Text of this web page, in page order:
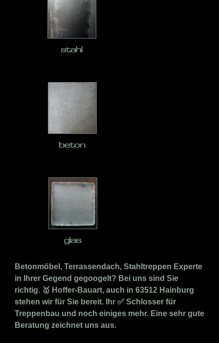
Betonmöbel, Terrassendach, Stahltreppen Experte
in Ihrer Gegend gegoogelt? Bei uns sind Sie
richtig. 🥇 Hoffer-Bauart, auch in 63512 Hainburg
stehen wir für Sie bereit. Ihr ✅ Schlosser für
Treppenbau und noch einiges mehr. Eine sehr gute
Beratung zeichnet uns aus.